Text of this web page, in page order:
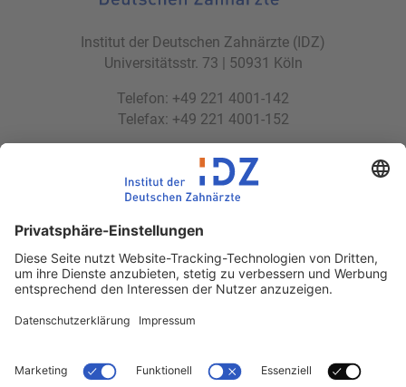
Institut der Deutschen Zahnärzte (IDZ)
Universitätsstr. 73 | 50931 Köln
Telefon: +49 221 4001-142
Telefax: +49 221 4001-152
idz(at)idz.institute
Web: www.idz.institute
Partnerseiten